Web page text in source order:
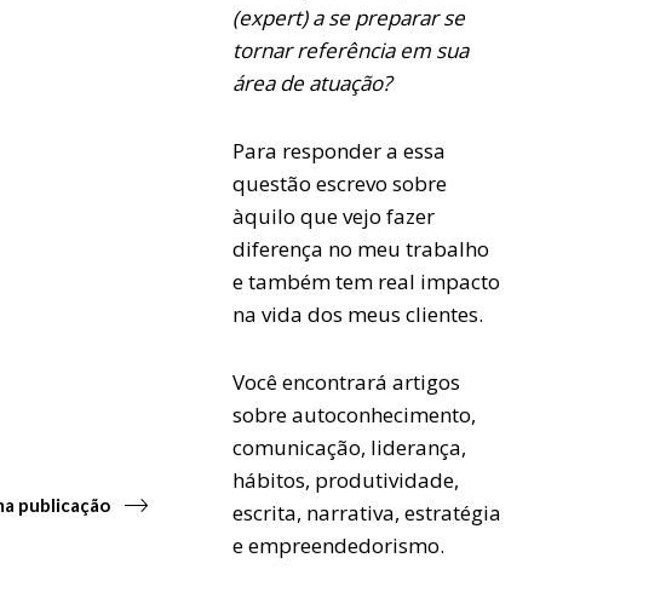
publicação
(expert) a se preparar se
tornar referência em sua
área de atuação?
Para responder a essa
questão escrevo sobre
àquilo que vejo fazer
diferença no meu trabalho
e também tem real impacto
na vida dos meus clientes.
Você encontrará artigos
sobre autoconhecimento,
comunicação, liderança,
hábitos, produtividade,
escrita, narrativa, estratégia
e empreendedorismo.